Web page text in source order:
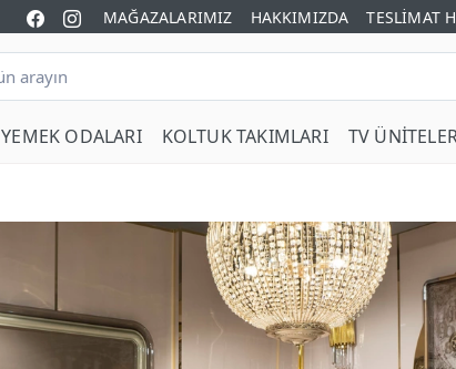
MAĞAZALARIMIZ HAKKIMIZDA TESLİMAT
YEMEK ODALARI KOLTUK TAKIMLARI TV